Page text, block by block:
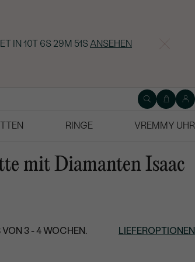
IN 10T 6S 29M 49S ANSEHEN
RINGE
VREMMY UHR
mit Diamanten Isaac
3 - 4 WOCHEN. LIEFEROPTIONEN